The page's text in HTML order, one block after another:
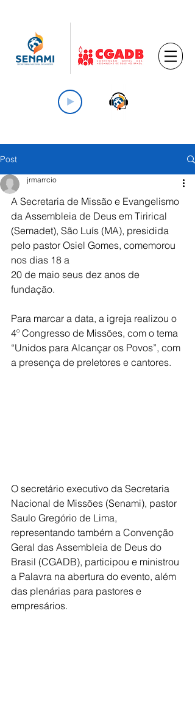
Post
jrmarrcio
A Secretaria de Missão e Evangelismo
da Assembleia de Deus em Tirirical
(Semadet), São Luís (MA), presidida
pelo pastor Osiel Gomes, comemorou
nos dias 18 a
20 de maio seus dez anos de
fundação.
Para marcar a data, a igreja realizou o
4º Congresso de Missões, com o tema
“Unidos para Alcançar os Povos”, com
a presença de preletores e cantores.
O secretário executivo da Secretaria
Nacional de Missões (Senami), pastor
Saulo Gregório de Lima,
representando também a Convenção
Geral das Assembleia de Deus do
Brasil (CGADB), participou e ministrou
a Palavra na abertura do evento, além
das plenárias para pastores e
empresários.